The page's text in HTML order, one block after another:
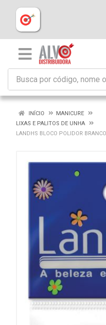
INÍCIO
MANICURE
LIXAS E PALITOS DE UNHA
LANDHS BLOCO POLIDOR BRANCO